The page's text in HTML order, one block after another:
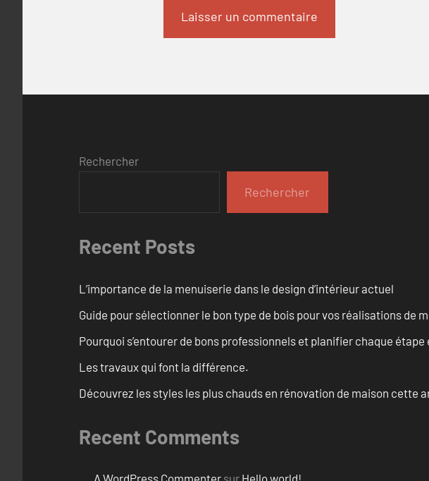
Rechercher
Rechercher
Recent Posts
L’importance de la menuiserie dans le design d’intérieur actuel
Guide pour sélectionner le bon type de bois pour vos réalisations de
Pourquoi s’entourer de bons professionnels et planifier chaque
Les travaux qui font la différence.
Découvrez les styles les plus chauds en rénovation de maison cette
Recent Comments